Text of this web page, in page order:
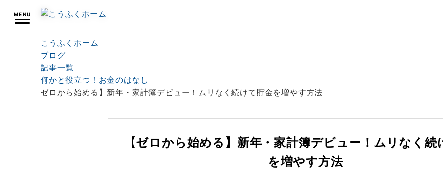
MENU
こうふくホーム
ブログ
記事一覧
何かと役立つ！お金のはなし
ゼロから始める】新年・家計簿デビュー！ムリなく続けて貯金を増やす方法
【ゼロから始める】新年・家計簿デビュー！ムリなく続
を増やす方法